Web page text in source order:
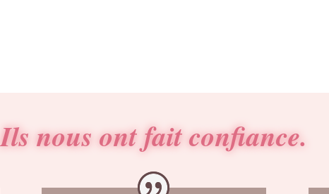
Ils nous ont fait confiance.